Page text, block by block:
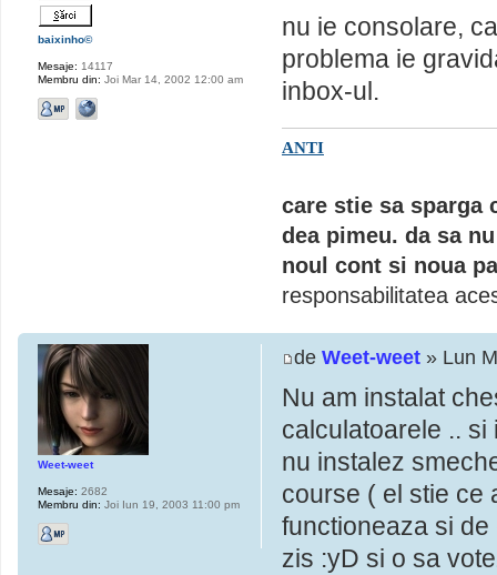
nu ie consolare,
problema ie
inbox-ul.
ANTI
care stie sa sparga
dea pimeu. da sa
noul cont si noua
responsabilitatea
baixinho©
Mesaje: 14117
Membru din: Joi Mar 14, 2002 12:00 am
de Weet-weet » Lun
Nu am instalat
calculatoarele .. si
nu instalez
course ( el stie ce
functioneaza si
zis :yD si o sa
Weet-weet
Mesaje: 2682
Membru din: Joi Iun 19, 2003 11:00 pm